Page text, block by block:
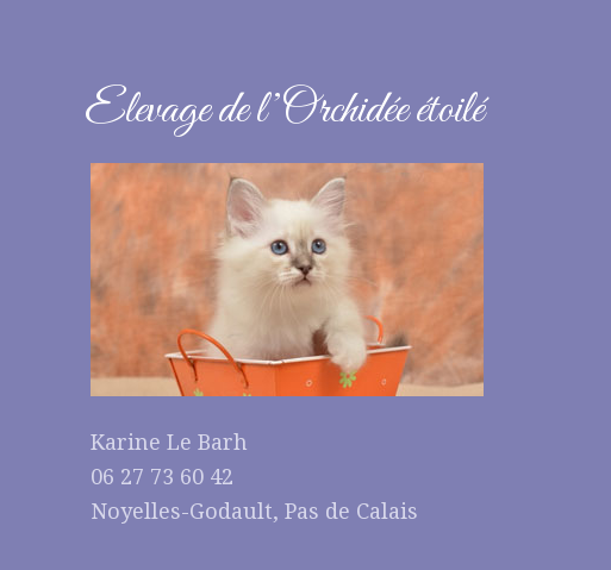
Elevage de l’Orchidée étoilé
Karine Le Barh
06 27 73 60 42
Noyelles-Godault, Pas de Calais